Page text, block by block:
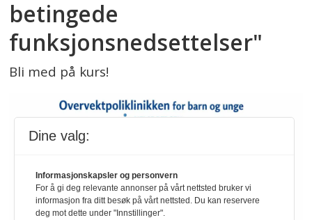
betingede
funksjonsnedsettelser"
Bli med på kurs!
Dine valg:
Informasjonskapsler og personvern
For å gi deg relevante annonser på vårt nettsted bruker vi
informasjon fra ditt besøk på vårt nettsted. Du kan reservere
deg mot dette under "Innstillinger".